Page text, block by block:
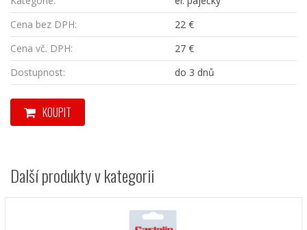
Cena bez DPH:
22 €
Cena vč. DPH:
27 €
Dostupnost:
do 3 dnů
KOUPIT
Další produkty v kategorii